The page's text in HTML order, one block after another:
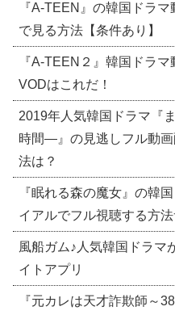
『A-TEEN』の韓国ドラ
で見る方法【条件あり】
『A-TEEN２』韓国ドラ
VODはこれだ！
2019年人気韓国ドラマ『
時間―』の見逃しフル動
法は？
『眠れる森の魔女』の韓
イアルでフル視聴する方
風船ガム♪人気韓国ドラマ
イトアプリ
『元カレは天才詐欺師～